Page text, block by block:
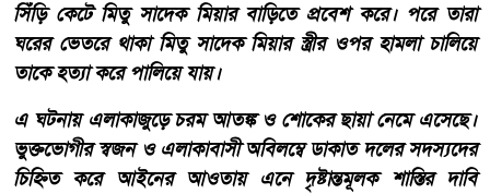
সিঁড়ি কেটে মিতু সাদেক মিয়ার বাড়িতে প্রবেশ করে। পরে তারা
ঘরের ভেতরে থাকা মিতু সাদেক মিয়ার স্ত্রীর ওপর হামলা চালিয়ে
তাকে হত্যা করে পালিয়ে যায়।
এ ঘটনায় এলাকাজুড়ে চরম আতঙ্ক ও শোকের ছায়া নেমে এসেছে।
ভুক্তভোগীর স্বজন ও এলাকাবাসী অবিলম্বে ডাকাত দলের সদস্যদের
চিহ্নিত করে আইনের আওতায় এনে দৃষ্টান্তমূলক শাস্তির দাবি